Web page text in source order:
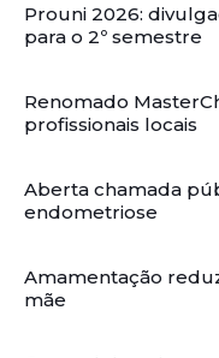
Prouni 2026:
para o 2º semestre
Renomado
profissionais locais
Aberta chamada
endometriose
Amamentação
mãe